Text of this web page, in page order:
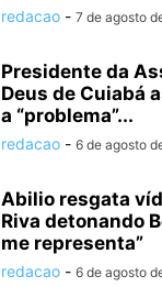
redacao - 7 de agosto
Presidente da
Deus de Cuiabá
a “problema”...
redacao - 6 de agosto
Abilio resgata
Riva detonando
me representa”
redacao - 6 de agosto